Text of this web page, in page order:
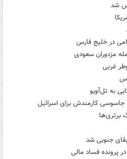
شد
در خلیج فارس
به تل‌آویو
جاسوسی کارمندش برای اسرائیل
برتری‌ها
جنوبی شد
پرونده فساد مالی